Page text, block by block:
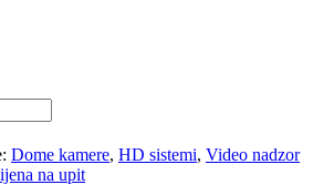
Dome kamere, HD sistemi, Video nadzor
na upit